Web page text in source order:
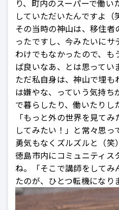
り、町内のスーパーで働い
していただいたんですよ（
その当時の神山は、移住
ったですし、今みたいにサ
わけでもなかったので、も
ば良いなあ、とは思ってい
ただ私自身は、神山で埋
は嫌やな、っていう気持ち
で暮らしたり、働いたりし
「もっと外の世界を見て
してみたい！」と常々思っ
勇気もなくズルズルと（笑
徳島市内にコミュニティス
ね。「そこで講師をしてみ
たのが、ひとつ転機になり